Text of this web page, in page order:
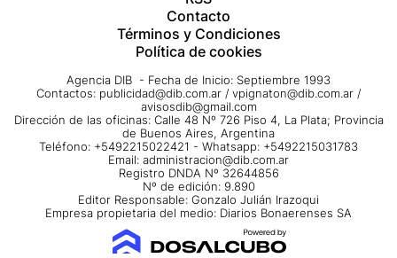
Contacto
Términos y Condiciones
Política de cookies
Agencia DIB - Fecha de Inicio: Septiembre 1993
Contactos: publicidad@dib.com.ar / vpignaton@dib.com.ar /
avisosdib@gmail.com
Dirección de las oficinas: Calle 48 Nº 726 Piso 4, La Plata; Provincia
de Buenos Aires, Argentina
Teléfono: +5492215022421 - Whatsapp: +5492215031783
Email: administracion@dib.com.ar
Registro DNDA Nº 32644856
Nº de edición: 9.890
Editor Responsable: Gonzalo Julián Irazoqui
Empresa propietaria del medio: Diarios Bonaerenses SA